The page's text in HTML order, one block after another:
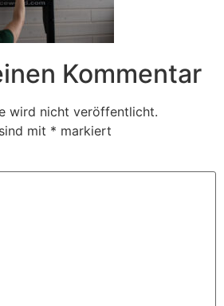
Kommentar
wird nicht veröffentlicht.
mit * markiert